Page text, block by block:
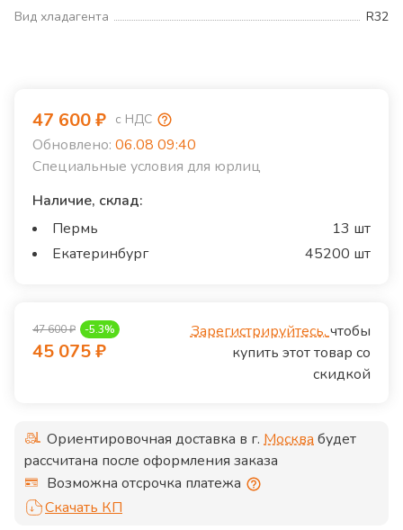
Вид хладагента
R32
47 600₽ с НДС
Обновлено: 06.08 09:40
Специальные условия для юрлиц
Наличие, склад:
Пермь
13 шт
Екатеринбург
45200 шт
47 600₽ -5.3%
45 075₽
Зарегистрируйтесь,чтобы
купить этот товар со
скидкой
Ориентировочная доставка в г. Москвабудет
рассчитана после оформления заказа
Возможна отсрочка платежа
Скачать КП